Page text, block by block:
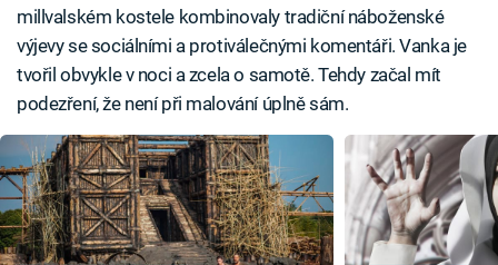
millvalském kostele kombinovaly tradiční náboženské
výjevy se sociálními a protiválečnými komentáři. Vanka je
tvořil obvykle v noci a zcela o samotě. Tehdy začal mít
podezření, že není při malování úplně sám.